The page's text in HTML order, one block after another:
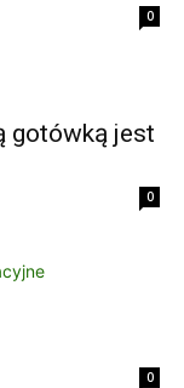
0
gotówką jest
0
0